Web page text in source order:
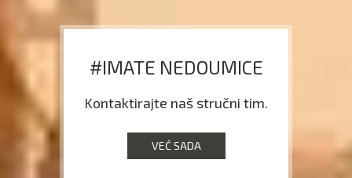
#IMATE NEDOUMICE
Kontaktirajte naš stručni tim.
VEĆ SADA